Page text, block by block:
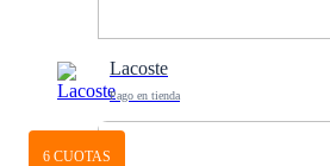
Lacoste
Pago en tienda
6 CUOTAS